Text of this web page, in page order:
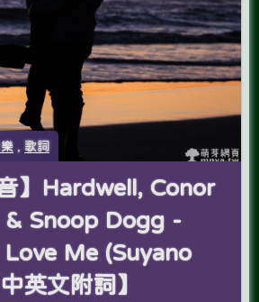
, 歌詞
】Hardwell, Conor
Snoop Dogg -
Me (Suyano
英文附詞】